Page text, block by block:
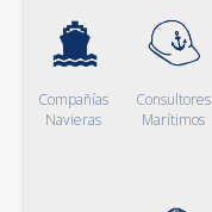
Compañías
Navieras
Consultores
Marítimos